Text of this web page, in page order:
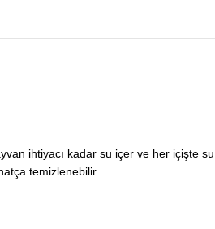
ihtiyacı kadar su içer ve her içişte
temizlenebilir.